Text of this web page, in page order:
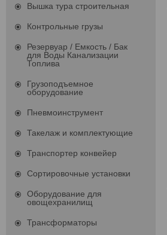
Вышка тура строительная
Контрольные грузы
Резервуар / Емкость / Бак
для Воды Канализации
Топлива
Грузоподъемное
оборудование
Пневмоинструмент
Такелаж и комплектующие
Транспортер конвейер
Сортировочные установки
Оборудование для
овощехранилищ
Трансформаторы